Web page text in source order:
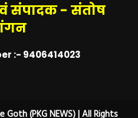
संपादक - संतोष
:- 9406414023
(PKG NEWS) | All Rights